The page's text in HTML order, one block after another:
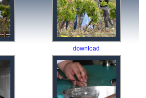
download